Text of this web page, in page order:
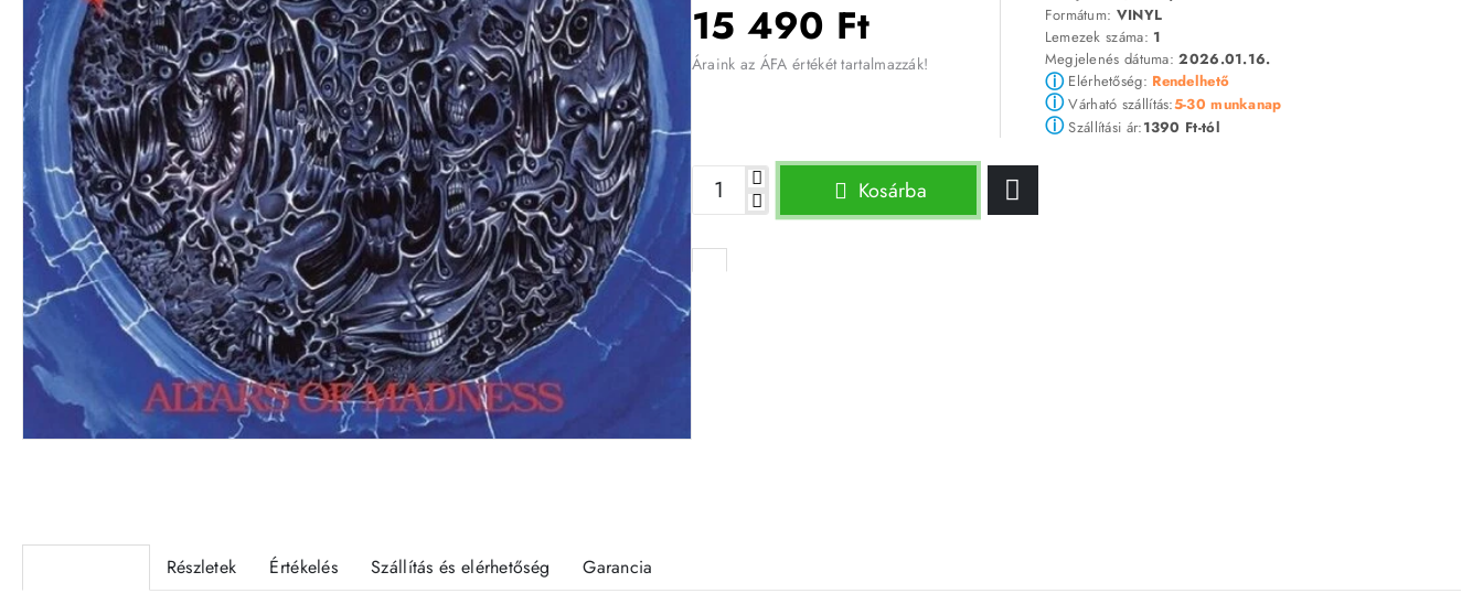
15 490 Ft
Áraink az ÁFA értékét tartalmazzák!
Formátum: VINYL
Lemezek száma: 1
Megjelenés dátuma:2026.01.16.
ⓘElérhetőség: Rendelhető
ⓘVárható szállítás:5-30 munkanap
ⓘSzállítási ár:1390 Ft-tól
Kosárba
Részletek Értékelés Szállítás és elérhetőség Garancia